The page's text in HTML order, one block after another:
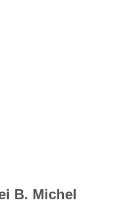
B. Michel